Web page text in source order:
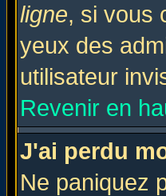
ligne, si vous
yeux des
utilisateur
Revenir en
J'ai perdu
Ne paniquez